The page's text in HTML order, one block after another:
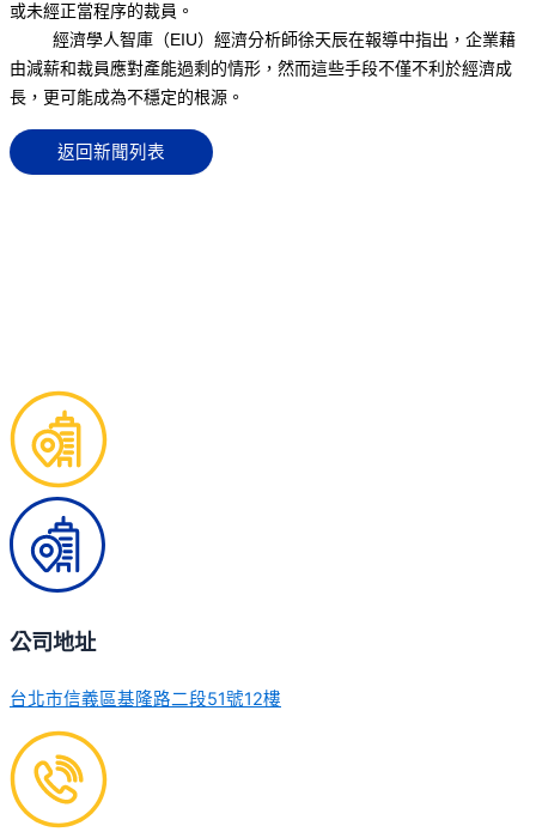
或未經正當程序的裁員。
經濟學人智庫（EIU）經濟分析師徐天辰在報導中指出，企業藉
由減薪和裁員應對產能過剩的情形，然而這些手段不僅不利於經濟成
長，更可能成為不穩定的根源。
返回新聞列表
公司地址
台北市信義區基隆路二段51號12樓